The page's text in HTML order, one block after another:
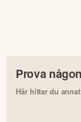
Prova
Här hittar du